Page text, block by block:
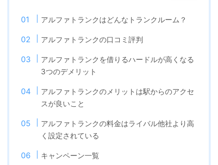
アルファトランクはどんなトランクルーム？
アルファトランクの口コミ評判
アルファトランクを借りるハードルが高くなる
3つのデメリット
アルファトランクのメリットは駅からのアクセ
スが良いこと
アルファトランクの料金はライバル他社より高
く設定されている
キャンペーン一覧